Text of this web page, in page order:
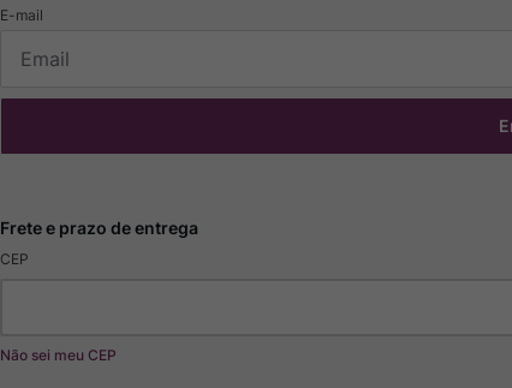
CEP
Não sei meu CEP